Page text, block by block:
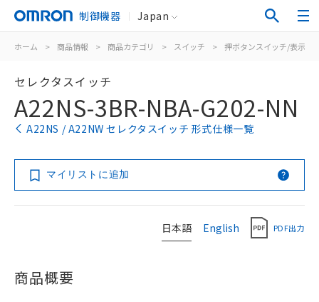
制御機器 Japan
ホーム > 商品情報 > 商品カテゴリ > スイッチ > 押ボタンスイッチ/表示灯
セレクタスイッチ
A22NS-3BR-NBA-G202-NN
A22NS / A22NW セレクタスイッチ 形式仕様一覧
マイリストに追加
日本語 English PDF出力
商品概要